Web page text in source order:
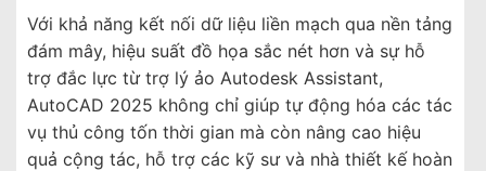
Với khả năng kết nối dữ liệu liền mạch qua nền tảng
đám mây, hiệu suất đồ họa sắc nét hơn và sự hỗ
trợ đắc lực từ trợ lý ảo Autodesk Assistant,
AutoCAD 2025 không chỉ giúp tự động hóa các tác
vụ thủ công tốn thời gian mà còn nâng cao hiệu
quả cộng tác, hỗ trợ các kỹ sư và nhà thiết kế hoàn